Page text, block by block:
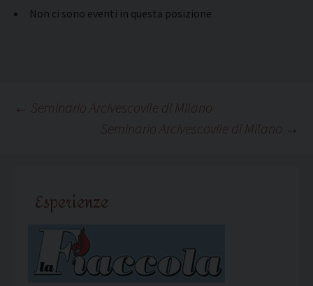
Non ci sono eventi in questa posizione
Navigazione
← Seminario Arcivescovile di Milano
Seminario Arcivescovile di Milano →
Esperienze